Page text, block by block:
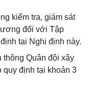
kiểm tra, giám sát
đối với Tập
tại Nghị định này.
Quân đội xây
định tại khoản 3